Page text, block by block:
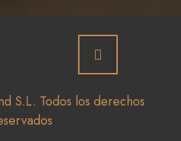
S.L. Todos los derechos